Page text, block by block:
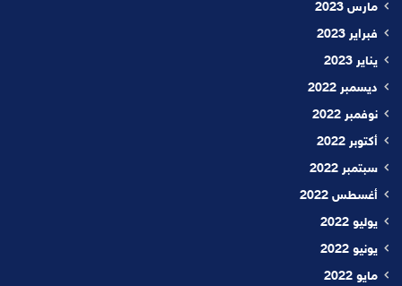
مارس 2023
فبراير 2023
يناير 2023
ديسمبر 2022
نوفمبر 2022
أكتوبر 2022
سبتمبر 2022
أغسطس 2022
يوليو 2022
يونيو 2022
مايو 2022